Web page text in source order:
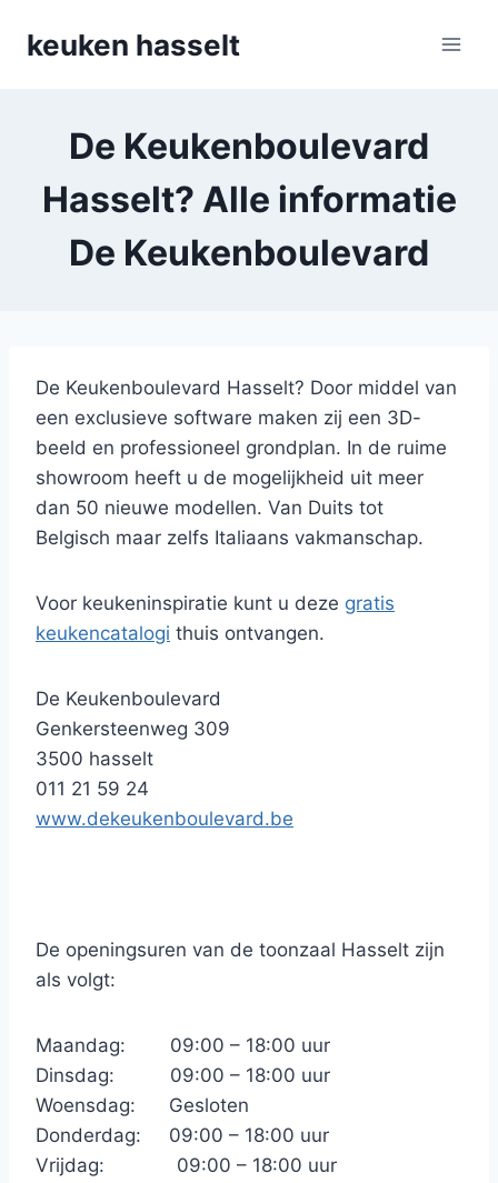
naarkeuken hasselt
De Keukenboulevard
Hasselt? Alle informatie
De Keukenboulevard
De Keukenboulevard Hasselt? Door middel van
een exclusieve software maken zij een 3D-
beeld en professioneel grondplan. In de ruime
showroom heeft u de mogelijkheid uit meer
dan 50 nieuwe modellen. Van Duits tot
Belgisch maar zelfs Italiaans vakmanschap.
Voor keukeninspiratie kunt u deze gratis
keukencatalogi thuis ontvangen.
De Keukenboulevard
Genkersteenweg 309
3500 hasselt
011 21 59 24
www.dekeukenboulevard.be
De openingsuren van de toonzaal Hasselt zijn
als volgt:
Maandag: 09:00 – 18:00 uur
Dinsdag: 09:00 – 18:00 uur
Woensdag: Gesloten
Donderdag: 09:00 – 18:00 uur
Vrijdag: 09:00 – 18:00 uur